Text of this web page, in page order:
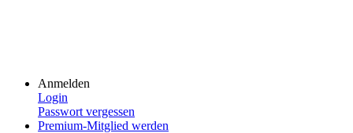
Anmelden
Login
Passwort vergessen
Premium-Mitglied werden